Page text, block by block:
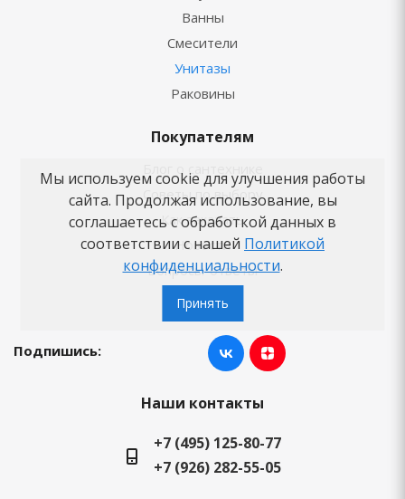
Ванны
Смесители
Унитазы
Раковины
Покупателям
Блог о сантехнике
Советы по выбору
Как заказать
Новости
Вопросы-ответы
Бренды
Подпишись:
Наши контакты
+7 (495) 125-80-77
+7 (926) 282-55-05
Мы используем cookie для улучшения работы
сайта. Продолжая использование, вы
соглашаетесь с обработкой данных в
соответствии с нашей Политикой
конфиденциальности.
Принять